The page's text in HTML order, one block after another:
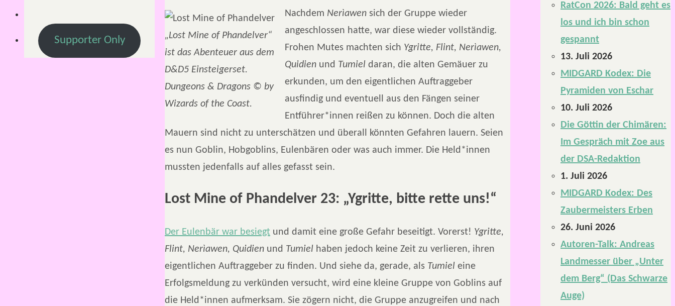
„Lost Mine of Phandelver“
ist das Abenteuer aus dem
D&D5 Einsteigerset.
Dungeons & Dragons © by
Wizards of the Coast.
Nachdem Nerìawen sich der Gruppe wieder
angeschlossen hatte, war diese wieder vollständig.
Frohen Mutes machten sich Ygritte, Flint, Nerìawen,
Quidien und Tumiel daran, die alten Gemäuer zu
erkunden, um den eigentlichen Auftraggeber
ausfindig und eventuell aus den Fängen seiner
Entführer*innen reißen zu können. Doch die alten
Mauern sind nicht zu unterschätzen und überall könnten Gefahren lauern. Seien
es nun Goblin, Hobgoblins, Eulenbären oder was auch immer. Die Held*innen
mussten jedenfalls auf alles gefasst sein.
Lost Mine of Phandelver 23: „Ygritte, bitte rette uns!“
Der Eulenbär war besiegt und damit eine große Gefahr beseitigt. Vorerst! Ygritte,
Flint, Nerìawen, Quidien und Tumiel haben jedoch keine Zeit zu verlieren, ihren
eigentlichen Auftraggeber zu finden. Und siehe da, gerade, als Tumiel eine
Erfolgsmeldung zu verkünden versucht, wird eine kleine Gruppe von Goblins auf
die Held*innen aufmerksam. Sie zögern nicht, die Gruppe anzugreifen und nach
Supporter Only
RatCon 2026: Bald geht es
los und ich bin schon
gespannt
13. Juli 2026
MIDGARD Kodex: Die
Pyramiden von Eschar
10. Juli 2026
Die Göttin der Chimären:
Im Gespräch mit Zoe aus
der DSA-Redaktion
1. Juli 2026
MIDGARD Kodex: Des
Zaubermeisters Erben
26. Juni 2026
Autoren-Talk: Andreas
Landmesser über „Unter
dem Berg“ (Das Schwarze
Auge)